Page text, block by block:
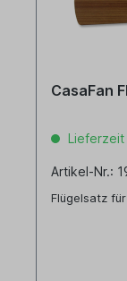
CasaFan
Artikel-Nr.:
Flügelsatz